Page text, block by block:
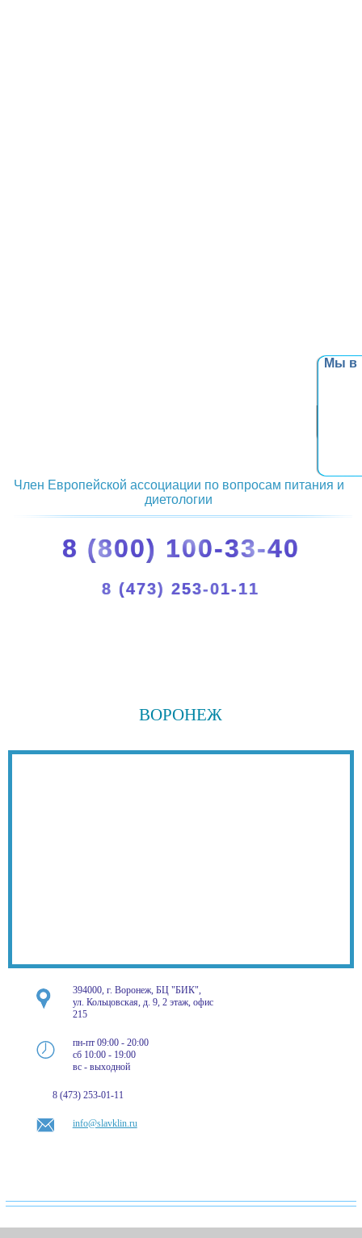
Мы в
Член Европейской ассоциации по вопросам питания и
диетологии
8 (800) 100-33-40
8 (473) 253-01-11
ВОРОНЕЖ
394000, г. Воронеж, БЦ "БИК",
ул. Кольцовская, д. 9, 2 этаж, офис
215
пн-пт 09:00 - 20:00
сб 10:00 - 19:00
вс - выходной
8 (473) 253-01-11
info@slavklin.ru